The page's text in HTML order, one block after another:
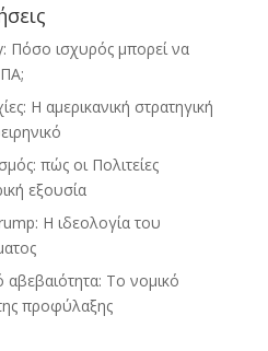
Πόσο ισχυρός μπορεί να
Η αμερικανική στρατηγική
πώς οι Πολιτείες
εξουσία
Η ιδεολογία του
αβεβαιότητα: Το νομικό
προφύλαξης